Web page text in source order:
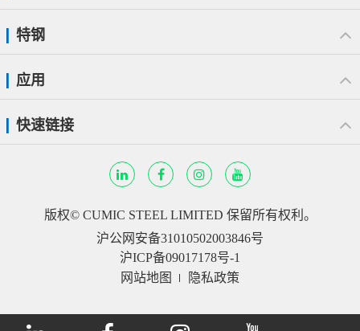
特钢
应用
快速链接
版权© CUMIC STEEL LIMITED 保留所有权利。
沪公网安备31010502003846号
沪ICP备09017178号-1
网站地图
隐私政策